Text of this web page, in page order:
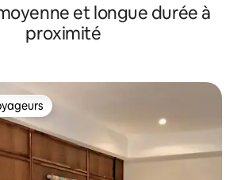
et longue durée à
proximité